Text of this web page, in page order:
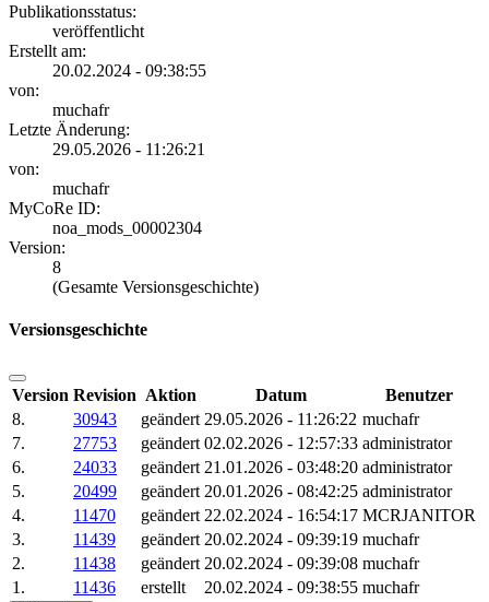
Publikationsstatus:
veröffentlicht
Erstellt am:
20.02.2024 - 09:38:55
von:
muchafr
Letzte Änderung:
29.05.2026 - 11:26:21
von:
muchafr
MyCoRe ID:
noa_mods_00002304
Version:
8
(Gesamte Versionsgeschichte)
Versionsgeschichte
Version Revision Aktion Datum
Benutzer
8.
30943 geändert 29.05.2026 - 11:26:22 muchafr
7.
27753 geändert 02.02.2026 - 12:57:33 administrator
6.
24033 geändert 21.01.2026 - 03:48:20 administrator
5.
20499 geändert 20.01.2026 - 08:42:25 administrator
4.
11470 geändert 22.02.2024 - 16:54:17 MCRJANITOR
3.
11439 geändert 20.02.2024 - 09:39:19 muchafr
2.
11438 geändert 20.02.2024 - 09:39:08 muchafr
1.
11436 erstellt 20.02.2024 - 09:38:55 muchafr